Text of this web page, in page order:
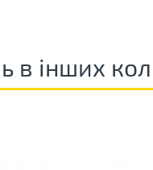
в інших